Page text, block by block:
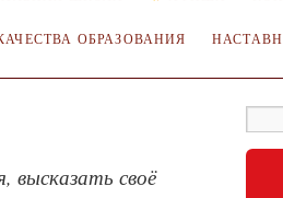
ОБРАЗОВАНИЯ
своё